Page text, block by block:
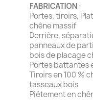
FABRICATION :
Portes, tiroirs,
chêne massif
Derrière,
panneaux de
bois de placage
Portes battantes
Tiroirs en 100 %
tasseaux bois
Piétement en